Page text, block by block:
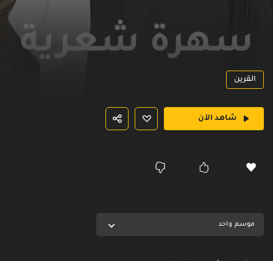
القرين
شاهد الآن
موسم واحد